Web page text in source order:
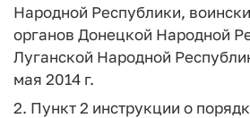
Народной Республики,
органов Донецкой Народной
Луганской Народной
мая 2014 г.
2. Пункт 2 инструкции о